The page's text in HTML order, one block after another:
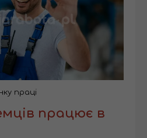
праці
працює в